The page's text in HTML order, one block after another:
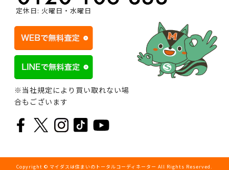
定休日: 火曜日・水曜日
※当社規定により買い取れない場
合もございます
Copyright © マイダスは住まいのトータルコーディネーター All Rights Reserved.